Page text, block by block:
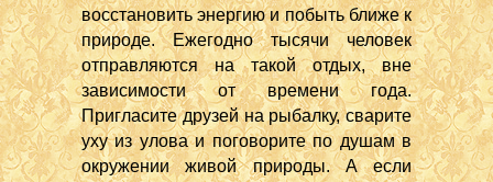
восстановить энергию и побыть ближе к
природе. Ежегодно тысячи человек
отправляются на такой отдых, вне
зависимости от времени года.
Пригласите друзей на рыбалку, сварите
уху из улова и поговорите по душам в
окружении живой природы. А если